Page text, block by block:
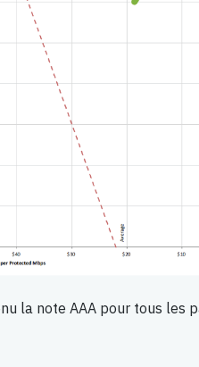
la note AAA pour tous les